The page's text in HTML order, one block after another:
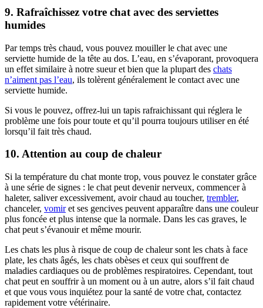
9. Rafraîchissez votre chat avec des serviettes
humides
Par temps très chaud, vous pouvez mouiller le chat avec une
serviette humide de la tête au dos. L’eau, en s’évaporant, provoquera
un effet similaire à notre sueur et bien que la plupart des chats
n’aiment pas l’eau, ils tolèrent généralement le contact avec une
serviette humide.
Si vous le pouvez, offrez-lui un tapis rafraichissant qui réglera le
problème une fois pour toute et qu’il pourra toujours utiliser en été
lorsqu’il fait très chaud.
10. Attention au coup de chaleur
Si la température du chat monte trop, vous pouvez le constater grâce
à une série de signes : le chat peut devenir nerveux, commencer à
haleter, saliver excessivement, avoir chaud au toucher, trembler,
chanceler, vomiret ses gencives peuvent apparaître dans une couleur
plus foncée et plus intense que la normale. Dans les cas graves, le
chat peut s’évanouir et même mourir.
Les chats les plus à risque de coup de chaleur sont les chats à face
plate, les chats âgés, les chats obèses et ceux qui souffrent de
maladies cardiaques ou de problèmes respiratoires. Cependant, tout
chat peut en souffrir à un moment ou à un autre, alors s’il fait chaud
et que vous vous inquiétez pour la santé de votre chat, contactez
rapidement votre vétérinaire.